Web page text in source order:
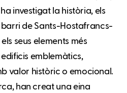
investigat la història, els
de Sants-Hostafrancs-
seus elements més
emblemàtics,
valor històric o emocional.
han creat una eina